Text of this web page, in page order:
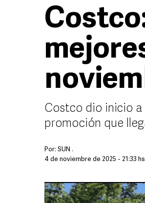
Costco dio inicio a
promoción que
Por: SUN .
4 de noviembre de 2025 - 21:33 hs